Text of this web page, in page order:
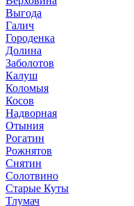
Выгода
Галич
Городенка
Долина
Заболотов
Калуш
Коломыя
Косов
Надворная
Отыния
Рогатин
Рожнятов
Снятин
Солотвино
Старые Куты
Тлумач